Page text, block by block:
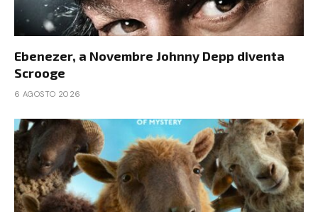
Ebenezer, a Novembre Johnny Depp diventa
Scrooge
6 AGOSTO 2026